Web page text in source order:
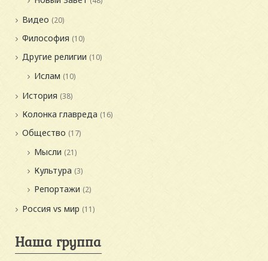
Видео (20)
Философия (10)
Другие религии (10)
Ислам (10)
История (38)
Колонка главреда (16)
Общество (17)
Мысли (21)
Культура (3)
Репортажи (2)
Россия vs мир (11)
Наша группа